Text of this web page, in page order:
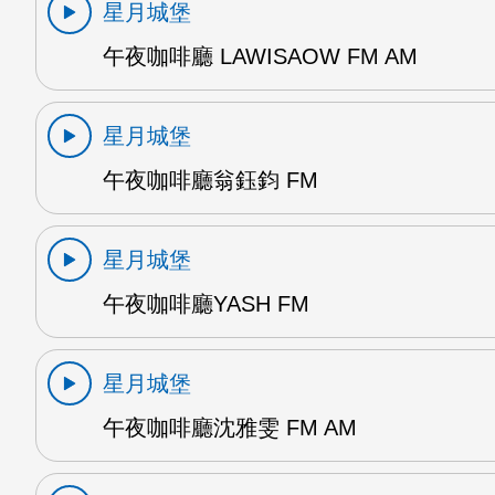
星月城堡
午夜咖啡廳 LAWISAOW FM AM
星月城堡
午夜咖啡廳翁鈺鈞 FM
星月城堡
午夜咖啡廳YASH FM
星月城堡
午夜咖啡廳沈雅雯 FM AM